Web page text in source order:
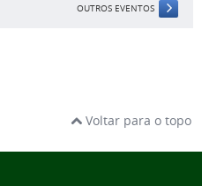
OUTROS EVENTOS
Voltar para o topo